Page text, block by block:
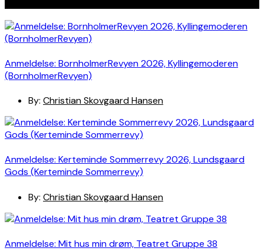
Anmeldelse: BornholmerRevyen 2026, Kyllingemoderen
(BornholmerRevyen)
By: Christian Skovgaard Hansen
Anmeldelse: Kerteminde Sommerrevy 2026, Lundsgaard
Gods (Kerteminde Sommerrevy)
By: Christian Skovgaard Hansen
Anmeldelse: Mit hus min drøm, Teatret Gruppe 38